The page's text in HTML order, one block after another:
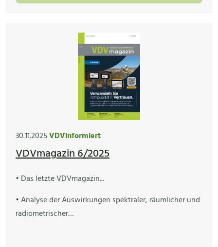
30.11.2025VDVinformiert
VDVmagazin 6/2025
• Das letzte VDVmagazin...
• Analyse der Auswirkungen spektraler, räumlicher und
radiometrischer…